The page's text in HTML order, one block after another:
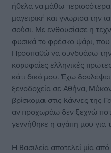
ήθελα να μάθω
μαγειρική και γνώρισα την
σούσι. Με ενθουσίασε η
φυσικά το φρέσκο ψάρι,
Προσπαθώ να συνδυάσω την
κορυφαίες ελληνικές
κάτι δικό μου. Έχω
ξενοδοχεία σε Αθήνα,
βρίσκομαι στις Κάννες της
αν προχωράω δεν ξεχνώ
γεννήθηκε η αγάπη μου για
Η Βασιλεία αποτελεί μία από